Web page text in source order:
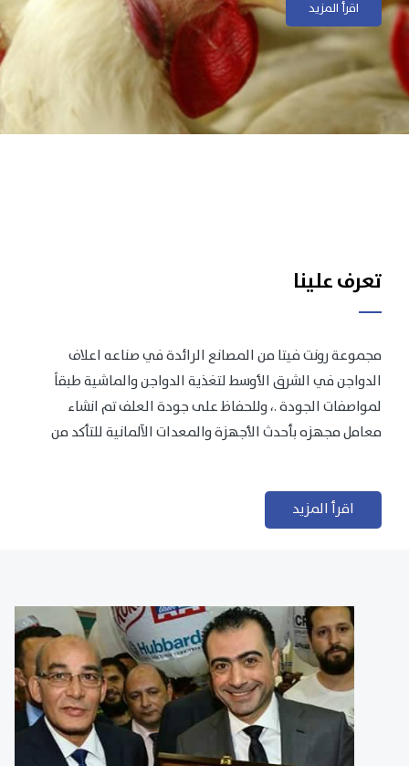
اقرأ المزيداقرأ المزيد
تعرف علينا
مجموعة رونت فيتا من المصانع الرائدة في صناعه اعلاف
الدواجن في الشرق الأوسط لتغذية الدواجن والماشية طبقاً
لمواصفات الجودة .، وللحفاظ على جودة العلف تم انشاء
معامل مجهزه بأحدث الأجهزة والمعدات الآلمانية للتأكد من
اقرأ المزيد